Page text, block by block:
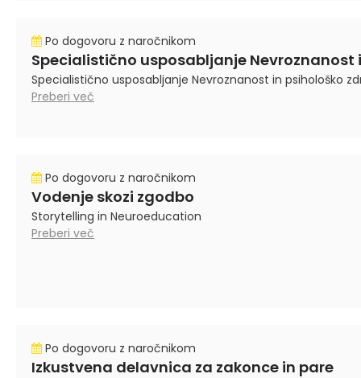
Po dogovoru z naročnikom
Specialistično usposabljanje Nevroznanost
Specialistično usposabljanje Nevroznanost in psihološko
Preberi več
Po dogovoru z naročnikom
Vodenje skozi zgodbo
Storytelling in Neuroeducation
Preberi več
Po dogovoru z naročnikom
Izkustvena delavnica za zakonce in pare